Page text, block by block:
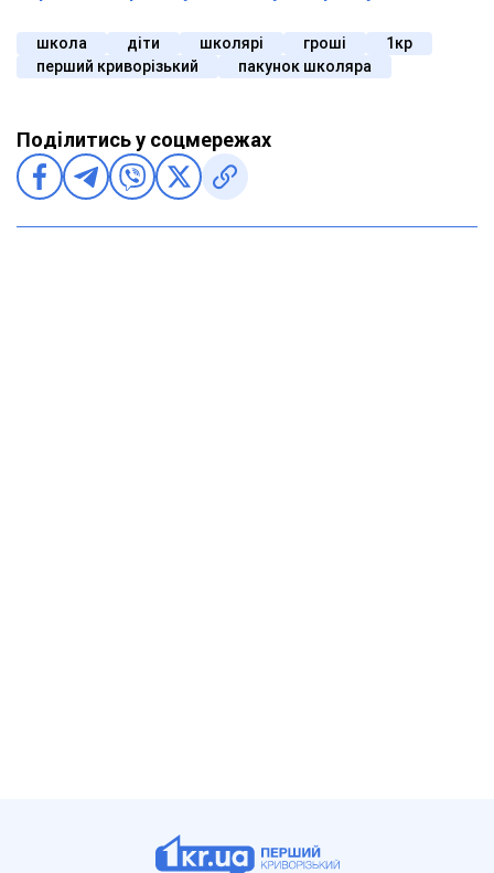
школа діти школярі гроші
1кр
перший криворізький
пакунок школяра
Поділитись у соцмережах